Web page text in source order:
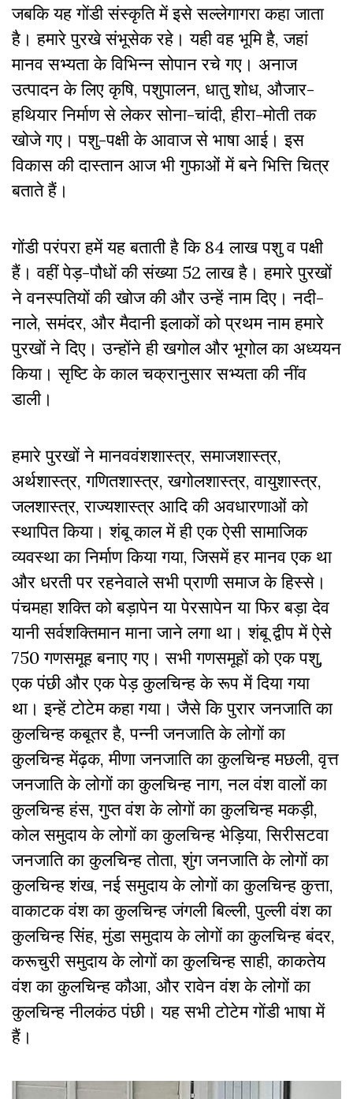
जबकि यह गोंडी संस्कृति में इसे सल्लेगागरा कहा जाता
है। हमारे पुरखे संभूसेक रहे। यही वह भूमि है, जहां
मानव सभ्यता के विभिन्न सोपान रचे गए। अनाज
उत्पादन के लिए कृषि, पशुपालन, धातु शोध, औजार-
हथियार निर्माण से लेकर सोना-चांदी, हीरा-मोती तक
खोजे गए। पशु-पक्षी के आवाज से भाषा आई। इस
विकास की दास्तान आज भी गुफाओं में बने भित्ति चित्र
बताते हैं।
गोंडी परंपरा हमें यह बताती है कि 84 लाख पशु व पक्षी
हैं। वहीं पेड़-पौधों की संख्या 52 लाख है। हमारे पुरखों
ने वनस्पतियों की खोज की और उन्हें नाम दिए। नदी-
नाले, समंदर, और मैदानी इलाकों को प्रथम नाम हमारे
पुरखों ने दिए। उन्होंने ही खगोल और भूगोल का अध्ययन
किया। सृष्टि के काल चक्रानुसार सभ्यता की नींव
डाली।
हमारे पुरखों ने मानववंशशास्त्र, समाजशास्त्र,
अर्थशास्त्र, गणितशास्त्र, खगोलशास्त्र, वायुशास्त्र,
जलशास्त्र, राज्यशास्त्र आदि की अवधारणाओं को
स्थापित किया। शंबू काल में ही एक ऐसी सामाजिक
व्यवस्था का निर्माण किया गया, जिसमें हर मानव एक था
और धरती पर रहनेवाले सभी प्राणी समाज के हिस्से।
पंचमहा शक्ति को बड़ापेन या पेरसापेन या फिर बड़ा देव
यानी सर्वशक्तिमान माना जाने लगा था। शंबू द्वीप में ऐसे
750 गणसमूह बनाए गए। सभी गणसमूहों को एक पशु,
एक पंछी और एक पेड़ कुलचिन्ह के रूप में दिया गया
था। इन्हें टोटेम कहा गया। जैसे कि पुरार जनजाति का
कुलचिन्ह कबूतर है, पन्नी जनजाति के लोगों का
कुलचिन्ह मेंढ़क, मीणा जनजाति का कुलचिन्ह मछली, वृत्त
जनजाति के लोगों का कुलचिन्ह नाग, नल वंश वालों का
कुलचिन्ह हंस, गुप्त वंश के लोगों का कुलचिन्ह मकड़ी,
कोल समुदाय के लोगों का कुलचिन्ह भेड़िया, सिरीसटवा
जनजाति का कुलचिन्ह तोता, शुंग जनजाति के लोगों का
कुलचिन्ह शंख, नई समुदाय के लोगों का कुलचिन्ह कुत्ता,
वाकाटक वंश का कुलचिन्ह जंगली बिल्ली, पुल्ली वंश का
कुलचिन्ह सिंह, मुंडा समुदाय के लोगों का कुलचिन्ह बंदर,
करूचुरी समुदाय के लोगों का कुलचिन्ह साही, काकतेय
वंश का कुलचिन्ह कौआ, और रावेन वंश के लोगों का
कुलचिन्ह नीलकंठ पंछी। यह सभी टोटेम गोंडी भाषा में
हैं।